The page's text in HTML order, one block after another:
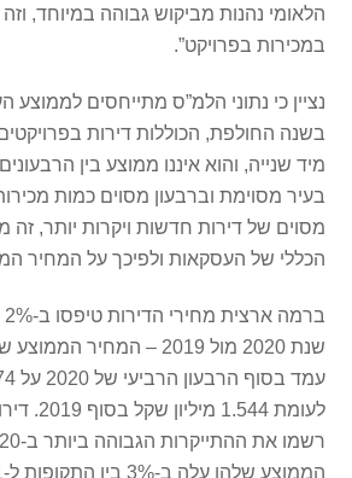
הלאומי נהנות מביקוש גבוהה במיוחד, וזה
במכירות בפרויקט”.
נציין כי נתוני הלמ”ס מתייחסים לממוצע
בשנה החולפת, הכוללות דירות
מיד שנייה, והוא איננו ממוצע בין
בעיר מסוימת וברבעון מסוים כמות
מסוים של דירות חדשות ויקרות יותר,
הכללי של העסקאות ולפיכך על המחיר
שנת 2020 מול 2019 – המחיר